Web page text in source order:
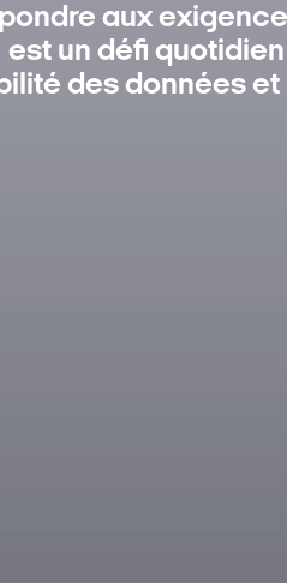
aux
est un défi
des données